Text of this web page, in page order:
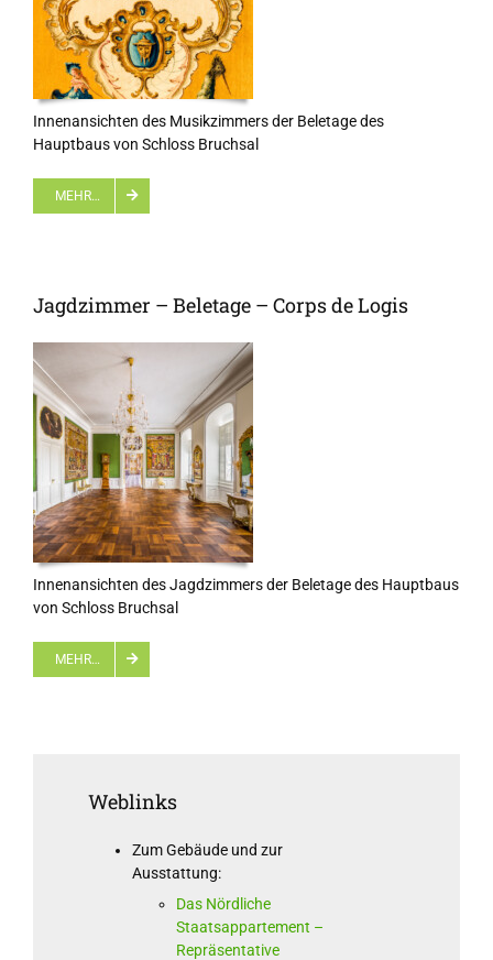
Innenansichten des Musikzimmers der Beletage des
Hauptbaus von Schloss Bruchsal
MEHR…
Jagdzimmer – Beletage – Corps de Logis
Innenansichten des Jagdzimmers der Beletage des Hauptbaus
von Schloss Bruchsal
MEHR…
Weblinks
Zum Gebäude und zur
Ausstattung:
Das Nördliche
Staatsappartement –
Repräsentative